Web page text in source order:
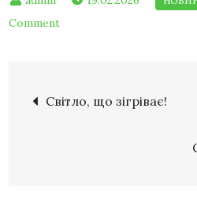
Comment
Світло, що зігріває!